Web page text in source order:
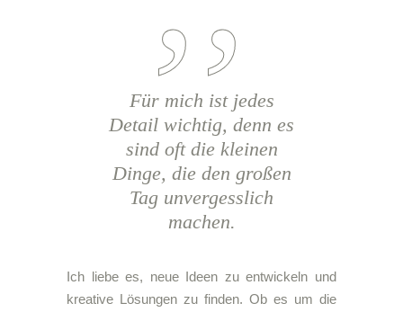
Für mich ist jedes
Detail wichtig, denn es
sind oft die kleinen
Dinge, die den großen
Tag unvergesslich
machen.
Ich liebe es, neue Ideen zu entwickeln und
kreative Lösungen zu finden. Ob es um die